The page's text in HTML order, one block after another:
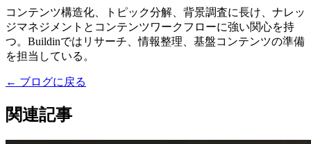
コンテンツ構造化、トピック分解、背景調査に長け、ナレッ
ジマネジメントとコンテンツワークフローに強い関心を持
つ。Buildinではリサーチ、情報整理、基盤コンテンツの準備
を担当している。
← ブログに戻る
関連記事